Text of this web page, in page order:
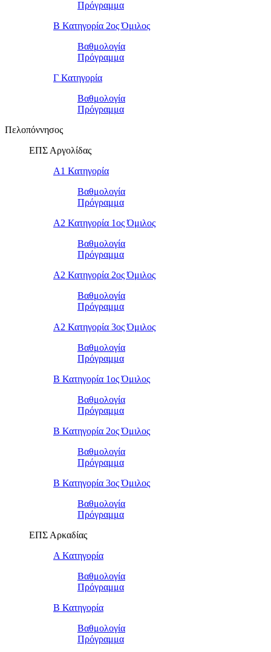
Πρόγραμμα
Β Κατηγορία 2ος Όμιλος
Βαθμολογία
Πρόγραμμα
Γ Κατηγορία
Βαθμολογία
Πρόγραμμα
Πελοπόννησος
ΕΠΣ Αργολίδας
Α1 Κατηγορία
Βαθμολογία
Πρόγραμμα
Α2 Κατηγορία 1ος Όμιλος
Βαθμολογία
Πρόγραμμα
Α2 Κατηγορία 2ος Όμιλος
Βαθμολογία
Πρόγραμμα
Α2 Κατηγορία 3ος Όμιλος
Βαθμολογία
Πρόγραμμα
Β Κατηγορία 1ος Όμιλος
Βαθμολογία
Πρόγραμμα
Β Κατηγορία 2ος Όμιλος
Βαθμολογία
Πρόγραμμα
Β Κατηγορία 3ος Όμιλος
Βαθμολογία
Πρόγραμμα
ΕΠΣ Αρκαδίας
Α Κατηγορία
Βαθμολογία
Πρόγραμμα
Β Κατηγορία
Βαθμολογία
Πρόγραμμα